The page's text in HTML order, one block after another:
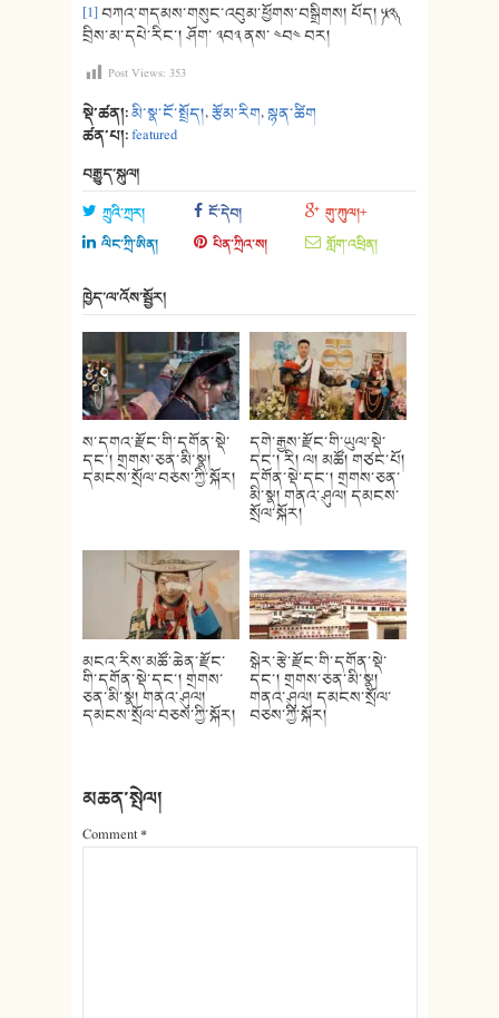
[1]བཀའ་གདམས་གསུང་འབུམ་ཕྱོགས་བསྒྲིགས། པོད། ༼༥༢༽
བྲིས་མ་དཔེ་རིང་། ཤོག་ ༣བ༣ ནས་ ༤བ༤ བར།
Post Views: 353
སྡེ་ཚན།:མི་སྣ་ངོ་སྤྲོད།,རྩོམ་རིག,སྙན་ཚིག
ཚན་པ།:featured
བརྒྱུད་སྐུལ།
ཀྲུའི་ཀྲར། ངོ་དེབ།
གུ་ཀུལ།+
ལིང་ཀྲི་ཨིན།
པིན་ཀྲིའ་ས། གློག་འཕྲིན།
ཁྱེད་ལ་འོས་སྦྱོར།
ས་དགའ་རྫོང་གི་དགོན་སྡེ་
དང་། གྲགས་ཅན་མི་སྣ།
དམངས་སྲོལ་བཅས་ཀྱི་སྐོར།
དགེ་རྒྱས་རྫོང་གི་ཡུལ་སྡེ་
དང་། རི། ལ། མཚོ། གཙང་པོ།
དགོན་སྡེ་དང་། གྲགས་ཅན་
མི་སྣ། གནའ་ཤུལ། དམངས་
སྲོལ་སྐོར།
མངའ་རིས་མཚོ་ཆེན་རྫོང་
གི་དགོན་སྡེ་དང་། གྲགས་
ཅན་མི་སྣ། གནའ་ཤུལ།
དམངས་སྲོལ་བཅས་ཀྱི་སྐོར།
སྒེར་རྩེ་རྫོང་གི་དགོན་སྡེ་
དང་། གྲགས་ཅན་མི་སྣ།
གནའ་ཤུལ། དམངས་སྲོལ་
བཅས་ཀྱི་སྐོར།
མཆན་སྤེལ།
Comment*